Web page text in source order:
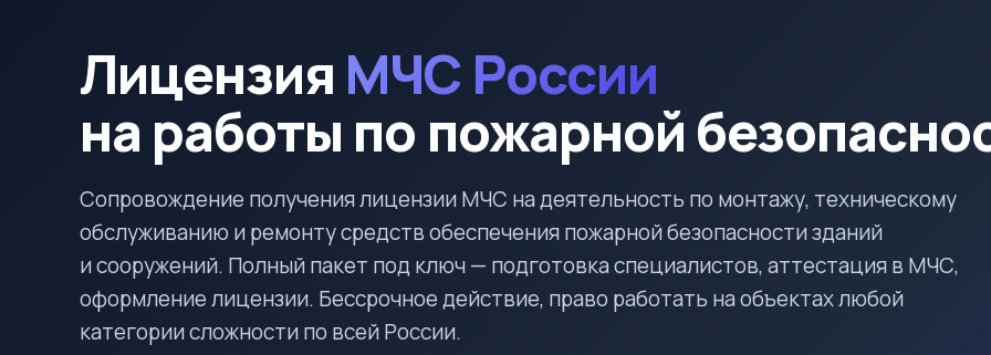
Лицензия МЧС России
на работы по пожарной
Сопровождение получения лицензии МЧС на деятельность по монтажу, техническому
обслуживанию и ремонту средств обеспечения пожарной безопасности зданий
и сооружений. Полный пакет под ключ — подготовка специалистов, аттестация в МЧС,
оформление лицензии. Бессрочное действие, право работать на объектах любой
категории сложности по всей России.